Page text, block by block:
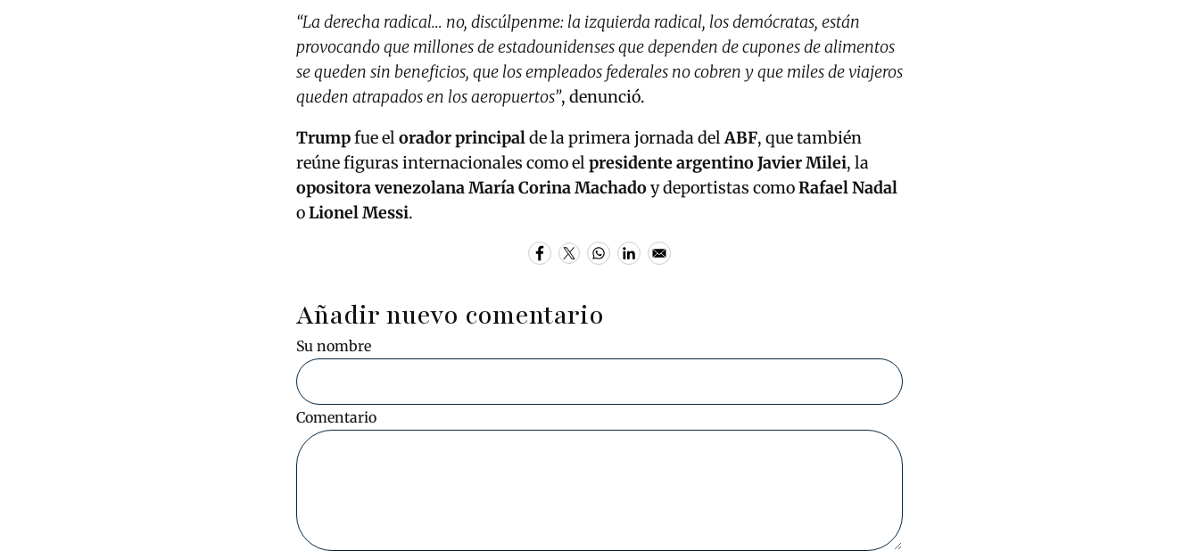
“La derecha radical… no, discúlpenme: la izquierda radical, los demócratas, están
provocando que millones de estadounidenses que dependen de cupones de alimentos
se queden sin beneficios, que los empleados federales no cobren y que miles de viajeros
queden atrapados en los aeropuertos”, denunció.
Trumpfue elorador principalde la primera jornada delABF, que también
reúne figuras internacionales como elpresidente argentino Javier Milei, la
opositora venezolana María Corina Machadoy deportistas comoRafael Nadal
oLionel Messi.
Añadir nuevo comentario
Su nombre
Comentario